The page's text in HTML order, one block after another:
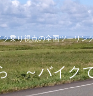
ク乗り視点の全国ツーリン
～バイク